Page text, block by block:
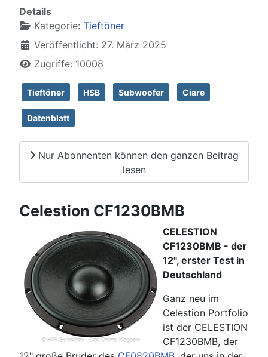
Details
Kategorie: Tieftöner
Veröffentlicht: 27. März 2025
Zugriffe: 10008
Tieftöner HSB Subwoofer Ciare
Datenblatt
Nur Abonnenten können den ganzen Beitrag
lesen
Celestion CF1230BMB
CELESTION
CF1230BMB - der
12", erster Test in
Deutschland
Ganz neu im
Celestion Portfolio
ist der CELESTION
CF1230BMB, der